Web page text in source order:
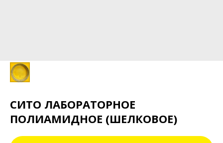
СИТО ЛАБОРАТОРНОЕ
ПОЛИАМИДНОЕ (ШЕЛКОВОЕ)